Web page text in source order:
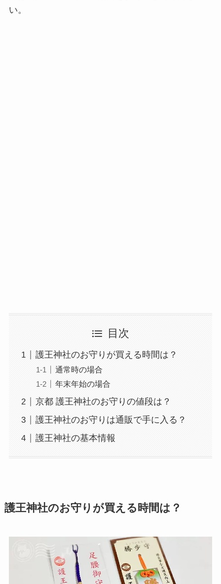
い。
目次
護王神社のお守りが買える時間は？
通常時の場合
年末年始の場合
京都 護王神社のお守りの値段は？
護王神社のお守りは通販で手に入る？
護王神社の基本情報
護王神社のお守りが買える時間は？